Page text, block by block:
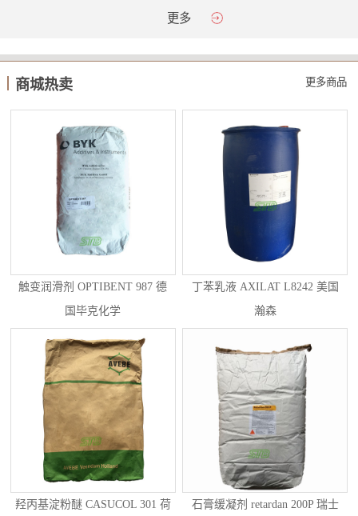
更多
商城热卖 更多商品
触变润滑剂 OPTIBENT 987 德
国毕克化学
丁苯乳液 AXILAT L8242 美国
瀚森
羟丙基淀粉醚 CASUCOL 301 荷
石膏缓凝剂 retardan 200P 瑞士